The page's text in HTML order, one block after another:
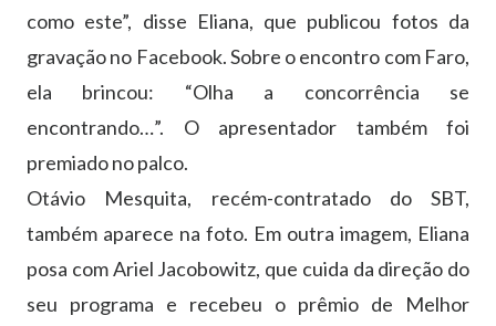
como este”, disse Eliana, que publicou fotos da
gravação no Facebook. Sobre o encontro com Faro,
ela brincou: “Olha a concorrência se
encontrando…”. O apresentador também foi
premiado no palco.
Otávio Mesquita, recém-contratado do SBT,
também aparece na foto. Em outra imagem, Eliana
posa com Ariel Jacobowitz, que cuida da direção do
seu programa e recebeu o prêmio de Melhor